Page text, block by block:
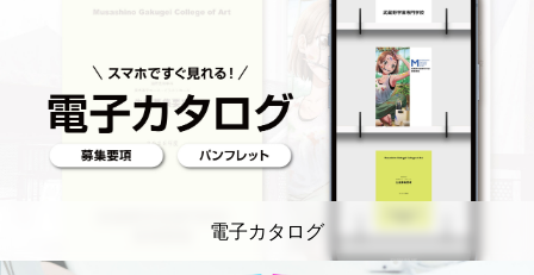
電子カタログ